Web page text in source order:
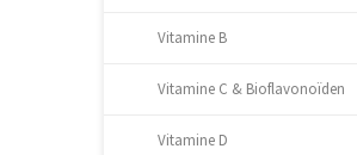
Vitamine B
Vitamine C & Bioflavonoïden
Vitamine D